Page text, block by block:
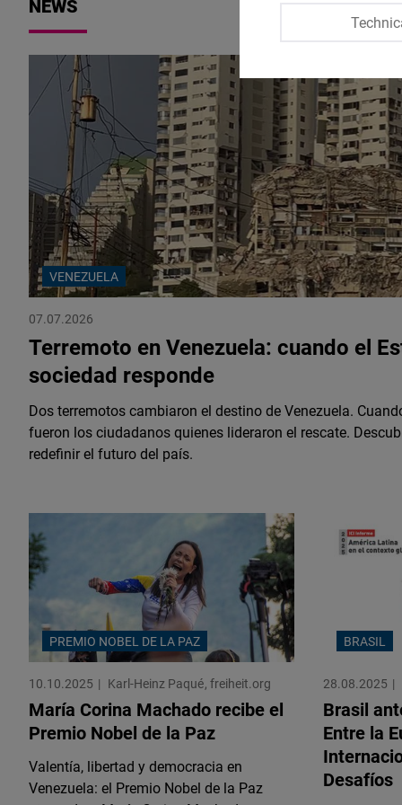
NEWS
VENEZUELA
07.07.2026
Terremoto en Venezuela: cuando el
sociedad responde
Dos terremotos cambiaron el destino de Venezuela.
fueron los ciudadanos quienes lideraron el rescate.
redefinir el futuro del país.
PREMIO NOBEL DE LA PAZ
10.10.2025 Karl-Heinz Paqué freiheit.org
María Corina Machado recibe el
Premio Nobel de la Paz
Valentía, libertad y democracia en
Venezuela: el Premio Nobel de la Paz
BRASIL
28.08.2025
Brasil
Entre la
Desafíos